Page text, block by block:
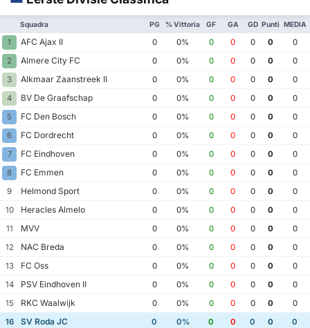
Squadra PG % Vittoria GF GA GD Punti MEDIA
1 AFC Ajax II 0 0% 0 0 0 0
0
2
Almere City FC 0 0% 0 0 0 0
0
3
Alkmaar Zaanstreek II 0 0% 0 0 0 0
0
4
BV De Graafschap 0 0% 0 0 0 0
0
5
FC Den Bosch 0 0% 0 0 0 0
0
6
FC Dordrecht 0 0% 0 0 0 0
0
7
FC Eindhoven 0 0% 0 0 0 0
0
8
FC Emmen 0 0% 0 0 0 0
0
9
Helmond Sport 0 0% 0 0 0 0
0
10
Heracles Almelo 0 0% 0 0 0 0
0
11
MVV 0 0% 0 0 0 0
0
12
NAC Breda 0 0% 0 0 0 0
0
13
FC Oss 0 0% 0 0 0 0
0
14
PSV Eindhoven II 0 0% 0 0 0 0
0
15
RKC Waalwijk 0 0% 0 0 0 0
0
16
SV Roda JC 0 0% 0 0 0 0
0